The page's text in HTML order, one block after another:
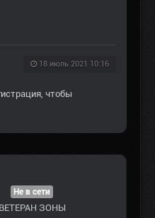
18 июль 2021 10:16
, чтобы
Не в сети
ВЕТЕРАН ЗOНЫ